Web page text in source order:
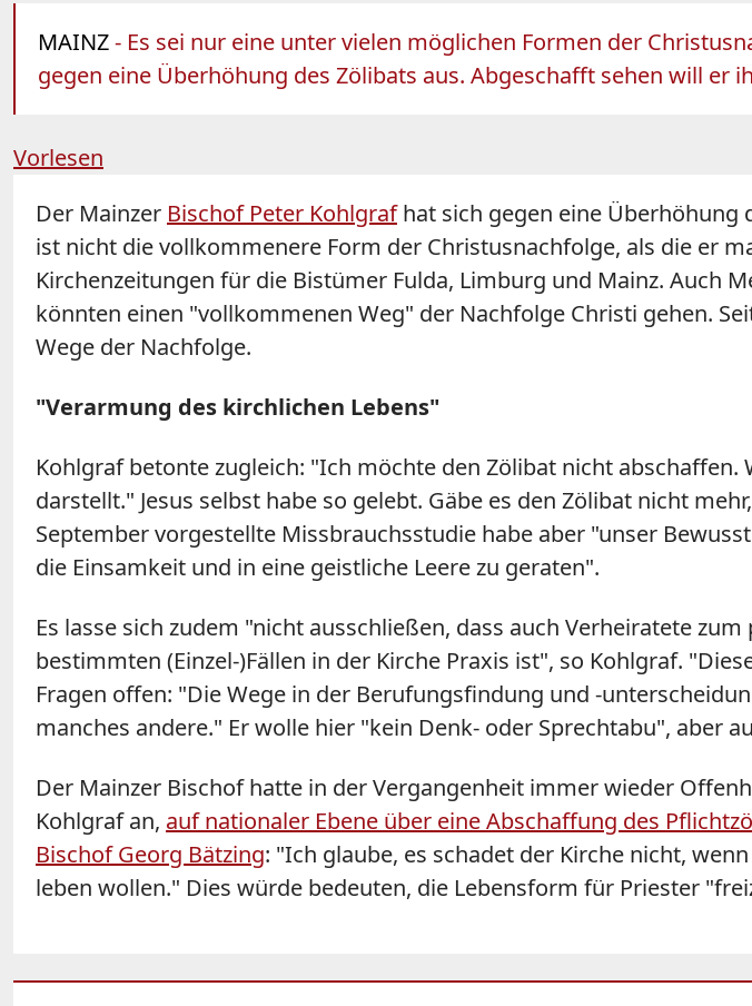
MAINZ- Es sei nur eine unter vielen möglichen Formen der
gegen eine Überhöhung des Zölibats aus. Abgeschafft sehen will er
Vorlesen
Der Mainzer Bischof Peter Kohlgrafhat sich gegen eine Überhöhung
ist nicht die vollkommenere Form der Christusnachfolge, als die er
Kirchenzeitungen für die Bistümer Fulda, Limburg und Mainz. Auch
könnten einen "vollkommenen Weg" der Nachfolge Christi gehen.
Wege der Nachfolge.
"Verarmung des kirchlichen Lebens"
Kohlgrafbetonte zugleich: "Ich möchte den Zölibat nicht abschaffen.
darstellt." Jesus selbst habe so gelebt. Gäbe es den Zölibat nicht
September vorgestellte Missbrauchsstudie habe aber "unser
die Einsamkeit und in eine geistliche Leere zu geraten".
Es lasse sich zudem "nicht ausschließen, dass auch Verheiratete
bestimmten (Einzel-)Fällen in der Kirche Praxis ist", so Kohlgraf.
Fragen offen: "Die Wege in der Berufungsfindung und -
manches andere." Er wolle hier "kein Denk- oder Sprechtabu", aber
Der Mainzer Bischof hatte in der Vergangenheit immer wieder
Kohlgraf an, auf nationaler Ebene über eine Abschaffung des
Bischof Georg Bätzing: "Ich glaube, es schadet der Kirche nicht,
leben wollen." Dies würde bedeuten, die Lebensform für Priester